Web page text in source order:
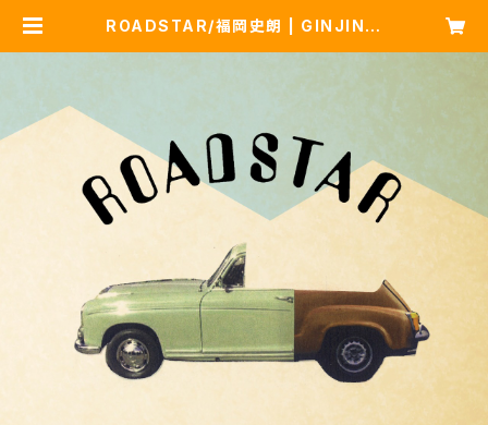
ROADSTAR/福岡史朗 | GINJIN B